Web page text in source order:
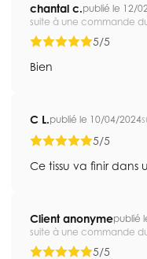
chantal c.publié le 12/
suite à une commande
5/5
Bien
C L.publié le 10/04/2024
5/5
Ce tissu va finir dans
Client anonymepublié
suite à une commande
5/5